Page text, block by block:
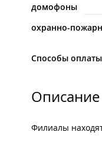
домофоны
охранно-
Способы оплаты
Описание
Филиалы